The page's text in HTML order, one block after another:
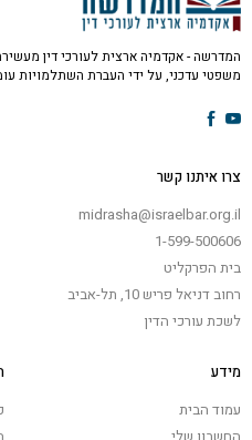
המדרשה - אקדמיה ארצית לעורכי דין
משפטי עדכני, על ידי העברת השתלמויות
צרו איתנו קשר
midrasha@israelbar.org.il
1-599-500606
בית הפרקליט
רחוב דניאל פריש 10, תל-אביב
לשכת עורכי הדין
מידע
עמוד הבית